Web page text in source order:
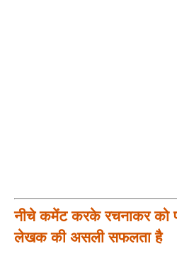
नीचे कमेंट करके रचनाकर को
लेखक की असली सफलता है